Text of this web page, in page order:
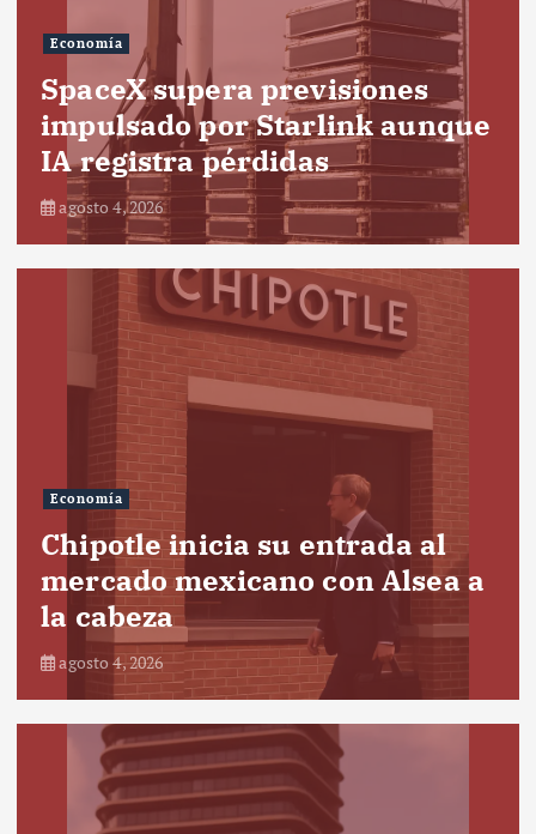
Economía
SpaceX supera previsiones
impulsado por Starlink aunque
IA registra pérdidas
agosto 4, 2026
Economía
Chipotle inicia su entrada al
mercado mexicano con Alsea a
la cabeza
agosto 4, 2026